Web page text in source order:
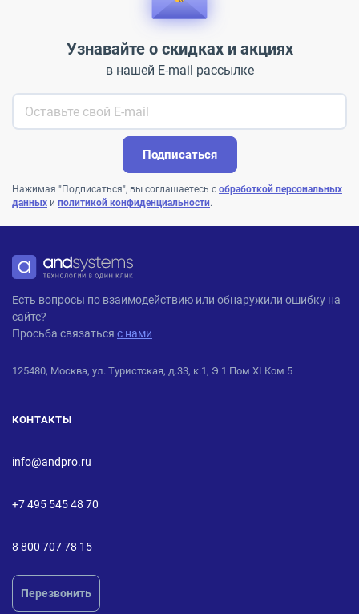
Узнавайте о скидках и акциях
в нашей E-mail рассылке
Подписаться
Нажимая "Подписаться", вы соглашаетесь с обработкой персональных
данных и политикой конфиденциальности.
ANDPRO
Есть вопросы по взаимодействию или обнаружили ошибку на
сайте?
Просьба связаться с нами
125480, Москва, ул. Туристская, д.33, к.1, Э 1 Пом XI Ком 5
КОНТАКТЫ
info@andpro.ru
+7 495 545 48 70
8 800 707 78 15
Перезвонить